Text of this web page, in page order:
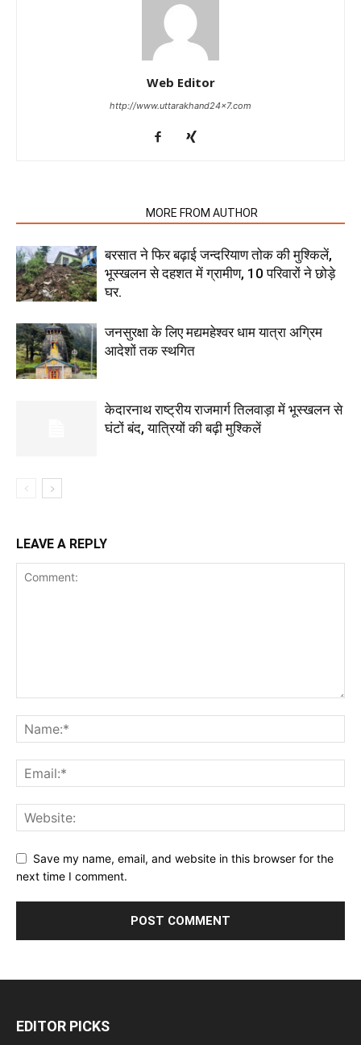
Web Editor
http://www.uttarakhand24x7.com
MORE FROM AUTHOR
बरसात ने फिर बढ़ाई जन्दरियाण तोक की मुश्किलें,
भूस्खलन से दहशत में ग्रामीण, 10 परिवारों ने छोड़े
घर.
जनसुरक्षा के लिए मद्यमहेश्वर धाम यात्रा अग्रिम
आदेशों तक स्थगित
केदारनाथ राष्ट्रीय राजमार्ग तिलवाड़ा में भूस्खलन से
घंटों बंद, यात्रियों की बढ़ी मुश्किलें
LEAVE A REPLY
Save my name, email, and website in this browser for the
next time I comment.
EDITOR PICKS